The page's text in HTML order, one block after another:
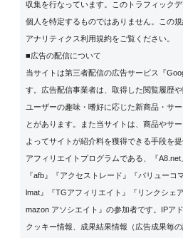
収集を行なっています。このトラフィック
個人を特定するものではありません。この
アナリティクス利用規約をご覧ください。
■広告の配信について
当サイトは第三者配信の広告サービス『
す。広告配信事業者は、取得した閲覧履歴
ユーザーの趣味・嗜好に応じた新商品・サ
とがあります。また当サイトは、商品やサ
よってサイトが紹介料を獲得できる手段を
アフィリエイトプログラムである、『A8.net
『afb』『アクセストレード』『バリュー
lmat』『TGアフィリエイト』『リンクシェ
mazon アソシエイト』の参加者です。IPア
クッキー情報、成果結果情報（広告成果毎